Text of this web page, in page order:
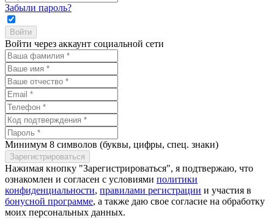
Забыли пароль?
Войти через аккаунт социальной сети
Минимум 8 символов (буквы, цифры, спец. знаки)
Нажимая кнопку "Зарегистрироваться", я подтвержаю, что
ознакомлен и согласен с условиями политики
конфиденциальности, правилами регистрации и участия в
бонусной программе, а также даю свое согласие на обработку
моих персональных данных.